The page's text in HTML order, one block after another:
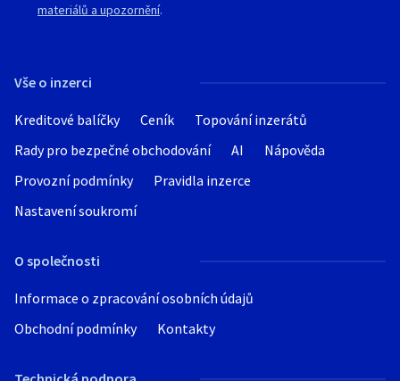
Vše o inzerci
Kreditové balíčky Ceník
Topování inzerátů
Rady pro bezpečné obchodování
AI
Nápověda
Provozní podmínky
Pravidla inzerce
Nastavení soukromí
O společnosti
Informace o zpracování osobních údajů
Obchodní podmínky
Kontakty
materiálů a upozornění.